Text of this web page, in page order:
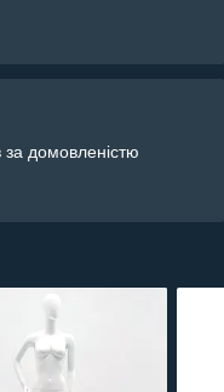
домовленістю